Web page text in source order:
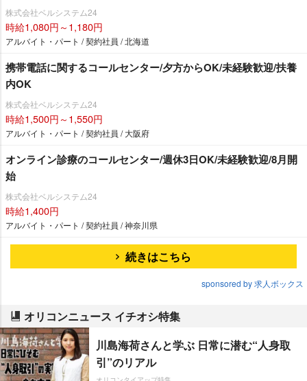
株式会社ベルシステム24
時給1,080円～1,180円
アルバイト・パート / 契約社員 / 北海道
携帯電話に関するコールセンター/夕方からOK/未経験歓迎/扶養
内OK
株式会社ベルシステム24
時給1,500円～1,550円
アルバイト・パート / 契約社員 / 大阪府
オンライン診療のコールセンター/週休3日OK/未経験歓迎/8月開
始
株式会社ベルシステム24
時給1,400円
アルバイト・パート / 契約社員 / 神奈川県
続きはこちら
sponsored by 求人ボックス
オリコンニュース イチオシ特集
川島海荷さんと学ぶ 日常に潜む“人身取
引”のリアル